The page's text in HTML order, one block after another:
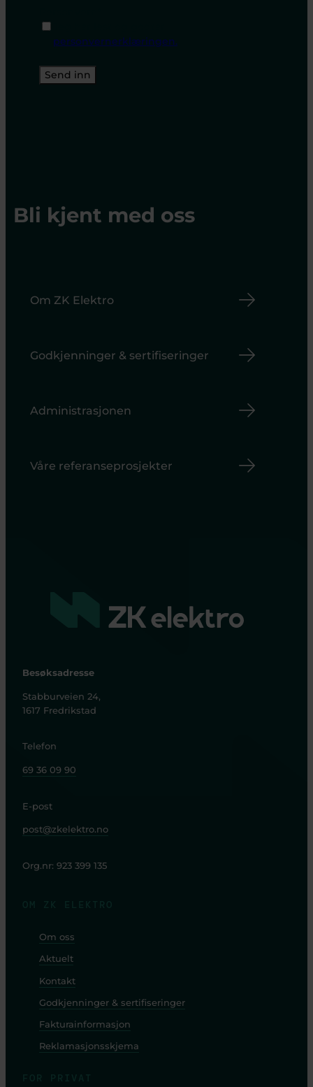
personvernerklæringen.
Bli kjent med oss
Om ZK Elektro
Godkjenninger & sertifiseringer
Administrasjonen
Våre referanseprosjekter
Besøksadresse
Stabburveien 24,
1617 Fredrikstad
Telefon
69 36 09 90
E-post
post@zkelektro.no
Org.nr: 923 399 135
Om oss
Aktuelt
Kontakt
Godkjenninger & sertifiseringer
Fakturainformasjon
Reklamasjonsskjema